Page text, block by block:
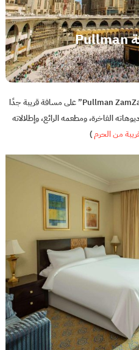
فندق بولمان زمزم مكة Pullman
يقع فندق بولمان زمزم مكة “Pullman ZamZam Makkah” على مسافة قريبة جدًا
الفاخرة، ومطعمه الرائع، وإطلالاته
من الحرم)